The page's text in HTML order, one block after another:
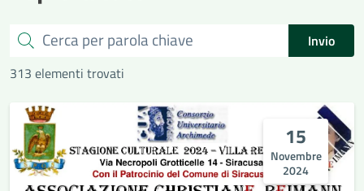
Cerca
Invio
313 elementi trovati
15
Novembre
2024